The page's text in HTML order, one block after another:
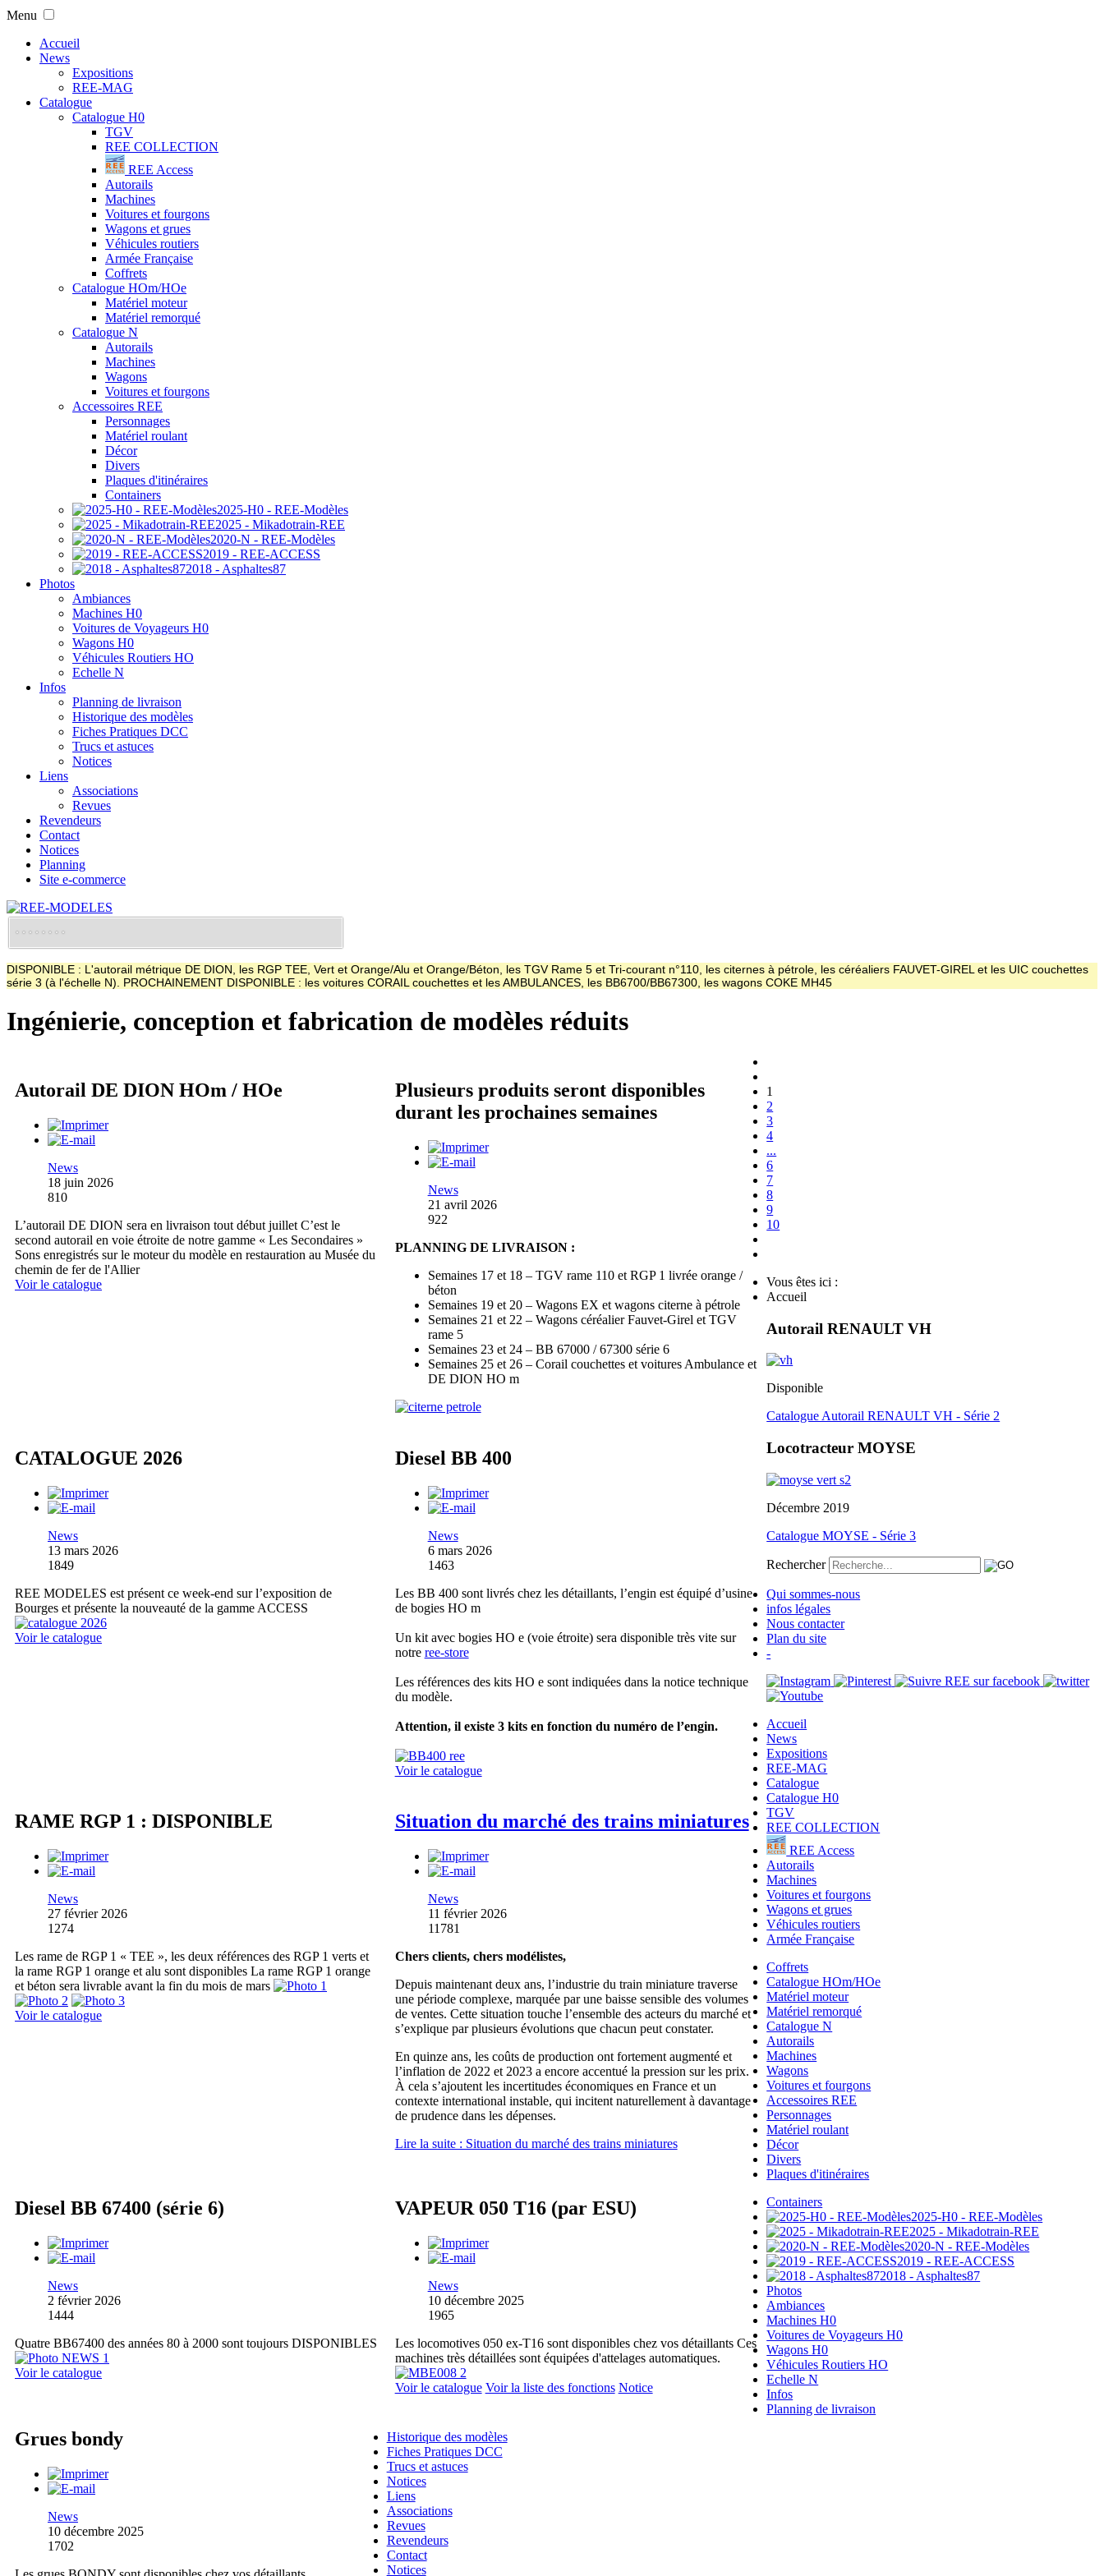
Menu
Accueil
News
Expositions
REE-MAG
Catalogue
Catalogue H0
TGV
REE COLLECTION
REE Access
Autorails
Machines
Voitures et fourgons
Wagons et grues
Véhicules routiers
Armée Française
Coffrets
Catalogue HOm/HOe
Matériel moteur
Matériel remorqué
Catalogue N
Autorails
Machines
Wagons
Voitures et fourgons
Accessoires REE
Personnages
Matériel roulant
Décor
Divers
Plaques d'itinéraires
Containers
2025-H0 - REE-Modèles
2025 - Mikadotrain-REE
2020-N - REE-Modèles
2019 - REE-ACCESS
2018 - Asphaltes87
Photos
Ambiances
Machines H0
Voitures de Voyageurs H0
Wagons H0
Véhicules Routiers HO
Echelle N
Infos
Planning de livraison
Historique des modèles
Fiches Pratiques DCC
Trucs et astuces
Notices
Liens
Associations
Revues
Revendeurs
Contact
Notices
Planning
Site e-commerce
DISPONIBLE : L'autorail métrique DE DION, les RGP TEE, Vert et Orange/Alu et Orange/Béton, les TGV Rame 5 et Tri-courant n°110, les citernes à pétrole, les céréaliers FAUVET-GIREL et les UIC couchettes
série 3 (à l'échelle N). PROCHAINEMENT DISPONIBLE : les voitures CORAIL couchettes et les AMBULANCES, les BB6700/BB67300, les wagons COKE MH45
Ingénierie, conception et fabrication de modèles réduits
Autorail DE DION HOm / HOe
News
18 juin 2026
810
L’autorail DE DION sera en livraison tout début juillet C’est le
second autorail en voie étroite de notre gamme « Les Secondaires »
Sons enregistrés sur le moteur du modèle en restauration au Musée du
chemin de fer de l'Allier
Voir le catalogue
Plusieurs produits seront disponibles
durant les prochaines semaines
News
21 avril 2026
922
PLANNING DE LIVRAISON :
Semaines 17 et 18 – TGV rame 110 et RGP 1 livrée orange /
béton
Semaines 19 et 20 – Wagons EX et wagons citerne à pétrole
Semaines 21 et 22 – Wagons céréalier Fauvet-Girel et TGV
rame 5
Semaines 23 et 24 – BB 67000 / 67300 série 6
Semaines 25 et 26 – Corail couchettes et voitures Ambulance et
DE DION HO m
CATALOGUE 2026
News
13 mars 2026
1849
REE MODELES est présent ce week-end sur l’exposition de
Bourges et présente la nouveauté de la gamme ACCESS
Voir le catalogue
Diesel BB 400
News
6 mars 2026
1463
Les BB 400 sont livrés chez les détaillants, l’engin est équipé d’usine
de bogies HO m
Un kit avec bogies HO e (voie étroite) sera disponible très vite sur
notre ree-store
Les références des kits HO e sont indiquées dans la notice technique
du modèle.
Attention, il existe 3 kits en fonction du numéro de l’engin.
Voir le catalogue
RAME RGP 1 : DISPONIBLE
News
27 février 2026
1274
Les rame de RGP 1 « TEE », les deux références des RGP 1 verts et
la rame RGP 1 orange et alu sont disponibles La rame RGP 1 orange
et béton sera livrable avant la fin du mois de mars
Voir le catalogue
Situation du marché des trains miniatures
News
11 février 2026
11781
Chers clients, chers modélistes,
Depuis maintenant deux ans, l’industrie du train miniature traverse
une période complexe, marquée par une baisse sensible des volumes
de ventes. Cette situation touche l’ensemble des acteurs du marché et
s’explique par plusieurs évolutions que chacun peut constater.
En quinze ans, les coûts de production ont fortement augmenté et
l’inflation de 2022 et 2023 a encore accentué la pression sur les prix.
À cela s’ajoutent les incertitudes économiques en France et un
contexte international instable, qui incitent naturellement à davantage
de prudence dans les dépenses.
Lire la suite : Situation du marché des trains miniatures
Diesel BB 67400 (série 6)
News
2 février 2026
1444
Quatre BB67400 des années 80 à 2000 sont toujours DISPONIBLES
Voir le catalogue
VAPEUR 050 T16 (par ESU)
News
10 décembre 2025
1965
Les locomotives 050 ex-T16 sont disponibles chez vos détaillants Ces
machines très détaillées sont équipées d'attelages automatiques.
Voir le catalogue Voir la liste des fonctions Notice
Grues bondy
News
10 décembre 2025
1702
1
2
3
4
...
6
7
8
9
10
Vous êtes ici :
Accueil
Autorail RENAULT VH
Disponible
Catalogue Autorail RENAULT VH - Série 2
Locotracteur MOYSE
Décembre 2019
Catalogue MOYSE - Série 3
Rechercher
Qui sommes-nous
infos légales
Nous contacter
Plan du site
-
Accueil
News
Expositions
REE-MAG
Catalogue
Catalogue H0
TGV
REE COLLECTION
REE Access
Autorails
Machines
Voitures et fourgons
Wagons et grues
Véhicules routiers
Armée Française
Coffrets
Catalogue HOm/HOe
Matériel moteur
Matériel remorqué
Catalogue N
Autorails
Machines
Wagons
Voitures et fourgons
Accessoires REE
Personnages
Matériel roulant
Décor
Divers
Plaques d'itinéraires
Containers
2025-H0 - REE-Modèles
2025 - Mikadotrain-REE
2020-N - REE-Modèles
2019 - REE-ACCESS
2018 - Asphaltes87
Photos
Ambiances
Machines H0
Voitures de Voyageurs H0
Wagons H0
Véhicules Routiers HO
Echelle N
Infos
Planning de livraison
Historique des modèles
Fiches Pratiques DCC
Trucs et astuces
Notices
Liens
Associations
Revues
Revendeurs
Contact
Notices